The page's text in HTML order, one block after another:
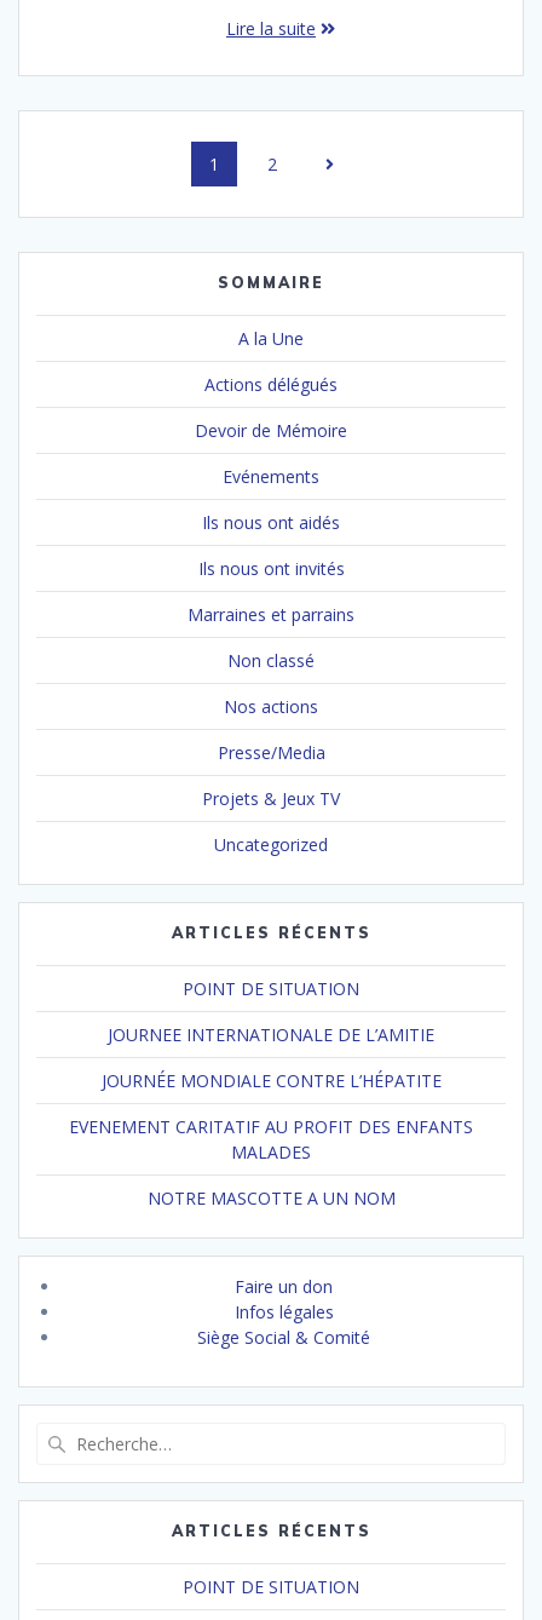
Lire la suite
Navigation
Page
1 Page
2
SOMMAIRE
A la Une
Actions délégués
Devoir de Mémoire
Evénements
Ils nous ont aidés
Ils nous ont invités
Marraines et parrains
Non classé
Nos actions
Presse/Media
Projets & Jeux TV
Uncategorized
ARTICLES RÉCENTS
POINT DE SITUATION
JOURNEE INTERNATIONALE DE L’AMITIE
JOURNÉE MONDIALE CONTRE L’HÉPATITE
EVENEMENT CARITATIF AU PROFIT DES ENFANTS
MALADES
NOTRE MASCOTTE A UN NOM
Faire un don
Infos légales
Siège Social & Comité
:
ARTICLES RÉCENTS
POINT DE SITUATION